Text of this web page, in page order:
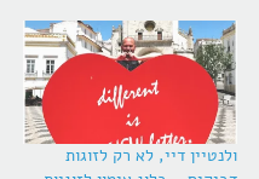
ולנטיין דיי, לא רק לזוגות